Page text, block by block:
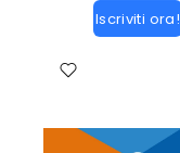
Iscriviti ora!